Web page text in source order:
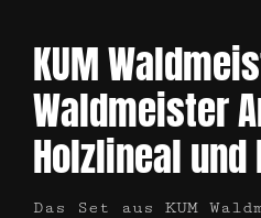
KUM
Waldmeister
Holzlineal
Das Set aus KUM